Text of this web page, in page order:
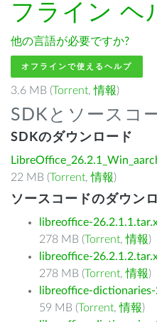
フライン ヘ
他の言語が必要ですか?
オフラインで使えるヘルプ
3.6 MB (Torrent,情報)
SDKとソースコ
SDKのダウンロード
22 MB (Torrent,情報)
ソースコードのダウン
libreoffice-
278 MB (Torrent,情報)
libreoffice-
278 MB (Torrent,情報)
libreoffice-
59 MB (Torrent,情報)